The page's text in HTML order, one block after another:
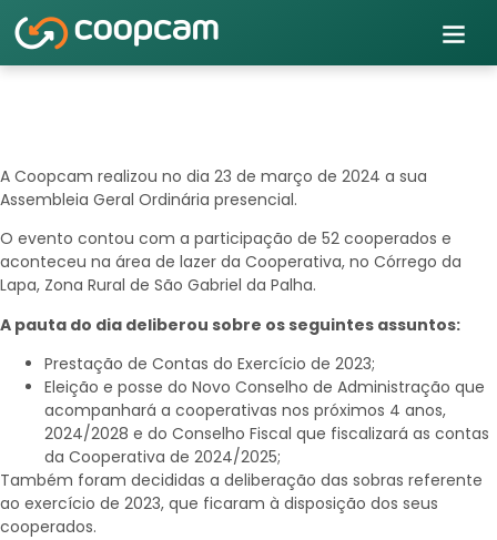
A Coopcam realizou no dia 23 de março de 2024 a sua
Assembleia Geral Ordinária presencial.
O evento contou com a participação de 52 cooperados e
aconteceu na área de lazer da Cooperativa, no Córrego da
Lapa, Zona Rural de São Gabriel da Palha.
A pauta do dia deliberou sobre os seguintes assuntos:
Prestação de Contas do Exercício de 2023;
Eleição e posse do Novo Conselho de Administração que
acompanhará a cooperativas nos próximos 4 anos,
2024/2028 e do Conselho Fiscal que fiscalizará as contas
da Cooperativa de 2024/2025;
Também foram decididas a deliberação das sobras referente
ao exercício de 2023, que ficaram à disposição dos seus
cooperados.